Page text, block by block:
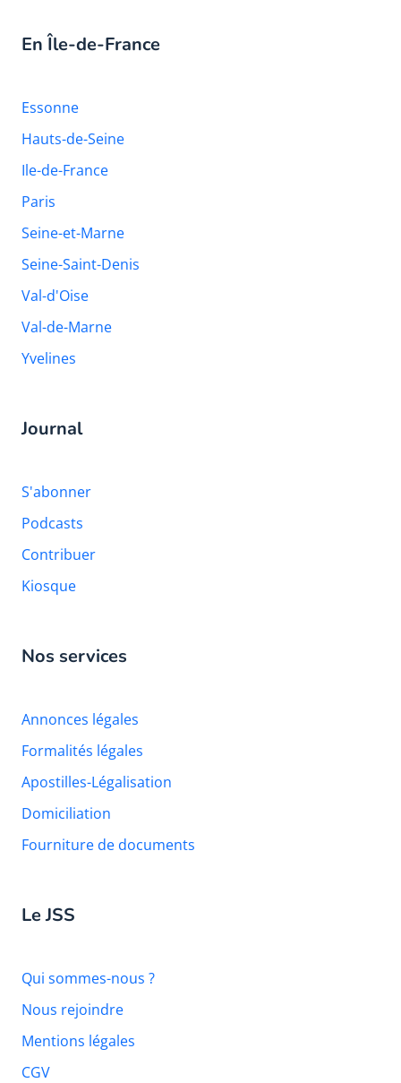
En Île-de-France
Essonne
Hauts-de-Seine
Ile-de-France
Paris
Seine-et-Marne
Seine-Saint-Denis
Val-d'Oise
Val-de-Marne
Yvelines
Journal
S'abonner
Podcasts
Contribuer
Kiosque
Nos services
Annonces légales
Formalités légales
Apostilles-Légalisation
Domiciliation
Fourniture de documents
Le JSS
Qui sommes-nous ?
Nous rejoindre
Mentions légales
CGV